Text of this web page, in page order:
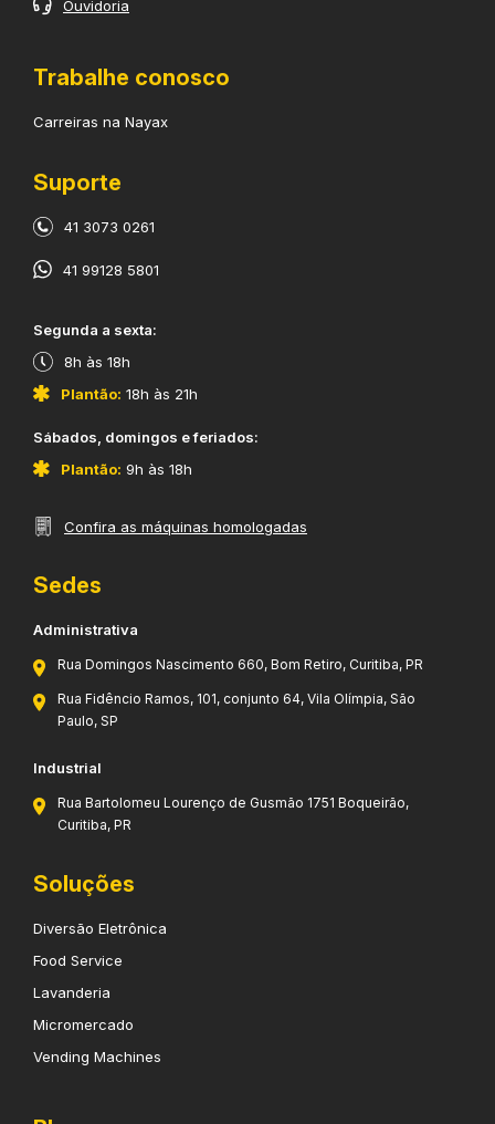
Ouvidoria
Trabalhe conosco
Carreiras na Nayax
Suporte
41 3073 0261
41 99128 5801
​Segunda a sexta:
8h às 18h
Plantão: 18h às 21h
​Sábados, domingos e feriados:
Plantão: 9h às 18h
Confira as máquinas homologadas
Sedes
Administrativa
Rua Domingos Nascimento 660, Bom Retiro, Curitiba, PR
Rua Fidêncio Ramos, 101, conjunto 64, Vila Olímpia, São
Paulo, SP
Industrial
Rua Bartolomeu Lourenço de Gusmão 1751 Boqueirão,
Curitiba, PR
Soluções
Diversão Eletrônica
Food Service
Lavanderia
Micromercado
Vending Machines